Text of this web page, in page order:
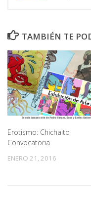
TAMBIÉN TE
Erotismo: Chichaito
Convocatoria
ENERO 21, 2016